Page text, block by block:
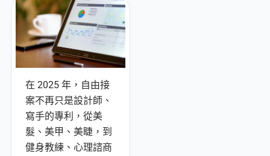
在 2025 年，自由接
案不再只是設計師、
寫手的專利，從美
髮、美甲、美睫，到
健身教練、心理諮商